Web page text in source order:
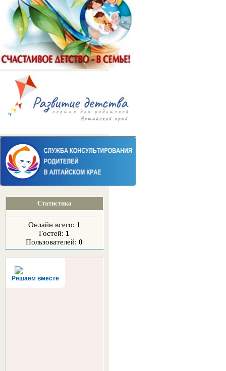
Статистика
Онлайн всего: 1
Гостей: 1
Пользователей:0
Решаем вместе